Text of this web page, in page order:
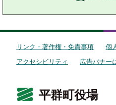
リンク・著作権・免責事項
個
アクセシビリティ
広告バナー
平群町役場